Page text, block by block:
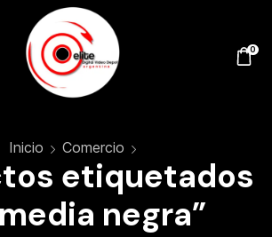
0
Inicio Comercio
etiquetados
negra”